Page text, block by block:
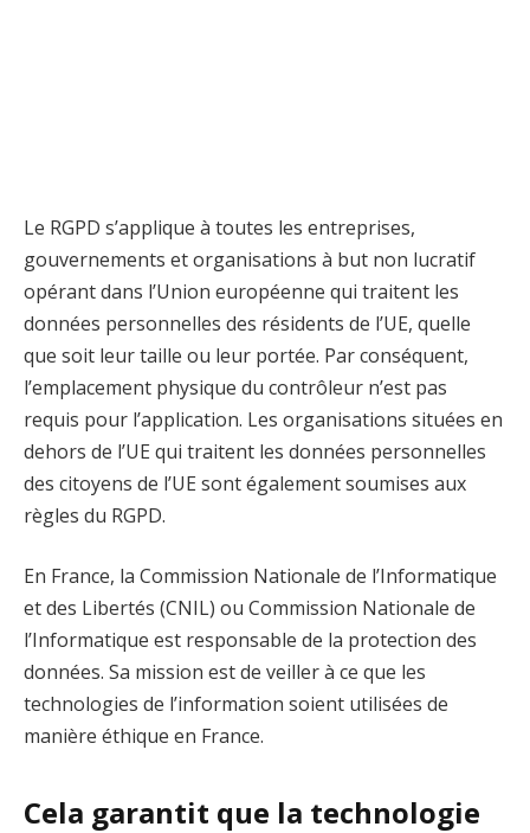
Le RGPD s’applique à toutes les entreprises,
gouvernements et organisations à but non lucratif
opérant dans l’Union européenne qui traitent les
données personnelles des résidents de l’UE, quelle
que soit leur taille ou leur portée. Par conséquent,
l’emplacement physique du contrôleur n’est pas
requis pour l’application. Les organisations situées en
dehors de l’UE qui traitent les données personnelles
des citoyens de l’UE sont également soumises aux
règles du RGPD.
En France, la Commission Nationale de l’Informatique
et des Libertés (CNIL) ou Commission Nationale de
l’Informatique est responsable de la protection des
données. Sa mission est de veiller à ce que les
technologies de l’information soient utilisées de
manière éthique en France.
Cela garantit que la technologie